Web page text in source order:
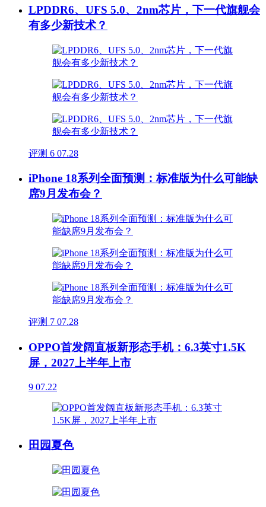
LPDDR6、UFS 5.0、2nm芯片，下一代旗舰会
有多少新技术？
评测 6 07.28
iPhone 18系列全面预测：标准版为什么可能缺
席9月发布会？
评测 7 07.28
OPPO首发阔直板新形态手机：6.3英寸1.5K
屏，2027上半年上市
9 07.22
田园夏色